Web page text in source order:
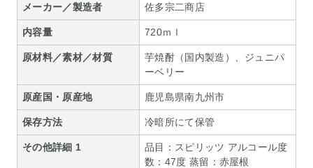
メーカー／製造者 佐多宗二商店
内容量 720ｍｌ
原材料／素材／材質
芋焼酎（国内製造）、ジュニパ
ーベリー
原産国・原産地 鹿児島県南九州市
保存方法 冷暗所にて保管
その他詳細 1
品目：スピリッツ アルコール度
数：47度 蒸留：赤屋根